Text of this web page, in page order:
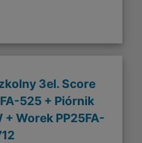
3el. Score
525 + Piórnik
+ Worek PP25FA-